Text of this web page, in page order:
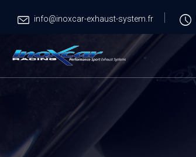
info@inoxcar-exhaust-system.fr